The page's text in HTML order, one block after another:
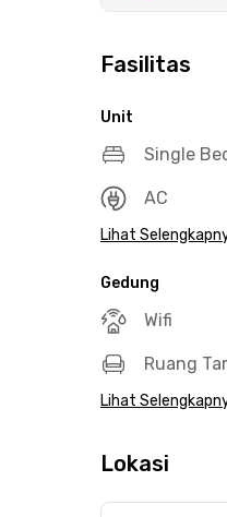
Fasilitas
Unit
Single
AC
Lihat
Gedung
Wifi
Ruang
Lihat
Lokasi